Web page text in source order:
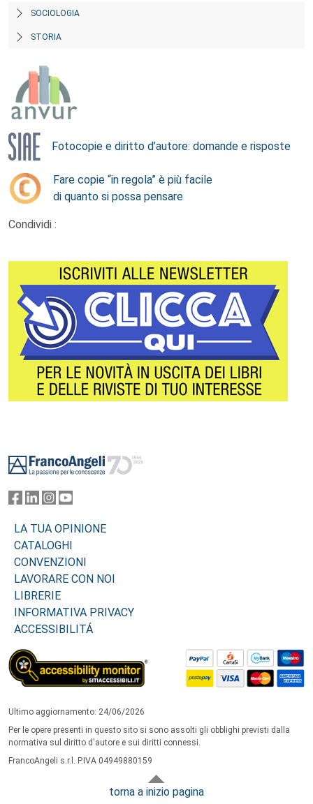
SOCIOLOGIA
STORIA
Fotocopie e diritto d’autore: domande e risposte
Fare copie “in regola” è più facile
di quanto si possa pensare
Condividi :
LA TUA OPINIONE
CATALOGHI
CONVENZIONI
LAVORARE CON NOI
LIBRERIE
INFORMATIVA PRIVACY
ACCESSIBILITÁ
Ultimo aggiornamento: 24/06/2026
Per le opere presenti in questo sito si sono assolti gli obblighi previsti dalla
normativa sul diritto d'autore e sui diritti connessi.
FrancoAngeli s.r.l. P.IVA 04949880159
torna a inizio pagina